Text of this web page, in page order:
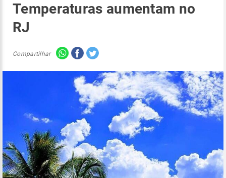
Temperaturas aumentam no
RJ
Compartilhar